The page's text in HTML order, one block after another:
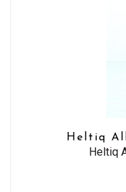
Heltiq
Heltiq